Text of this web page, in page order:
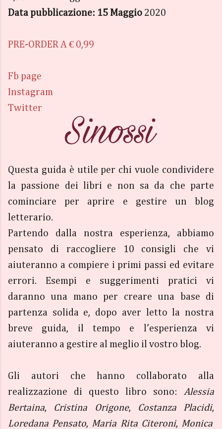
Data pubblicazione: 15 Maggio 2020
PRE-ORDER A € 0,99
Fb page
Instagram
Twitter
Questa guida è utile per chi vuole condividere
la passione dei libri e non sa da che parte
cominciare per aprire e gestire un blog
letterario.
Partendo dalla nostra esperienza, abbiamo
pensato di raccogliere 10 consigli che vi
aiuteranno a compiere i primi passi ed evitare
errori. Esempi e suggerimenti pratici vi
daranno una mano per creare una base di
partenza solida e, dopo aver letto la nostra
breve guida, il tempo e l’esperienza vi
aiuteranno a gestire al meglio il vostro blog.
Gli autori che hanno collaborato alla
realizzazione di questo libro sono: Alessia
Bertaina, Cristina Origone, Costanza Placidi,
Loredana Pensato, Maria Rita Citeroni, Monica